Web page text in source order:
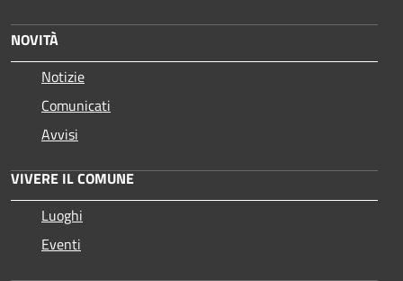
NOVITÀ
Notizie
Comunicati
Avvisi
VIVERE IL COMUNE
Luoghi
Eventi